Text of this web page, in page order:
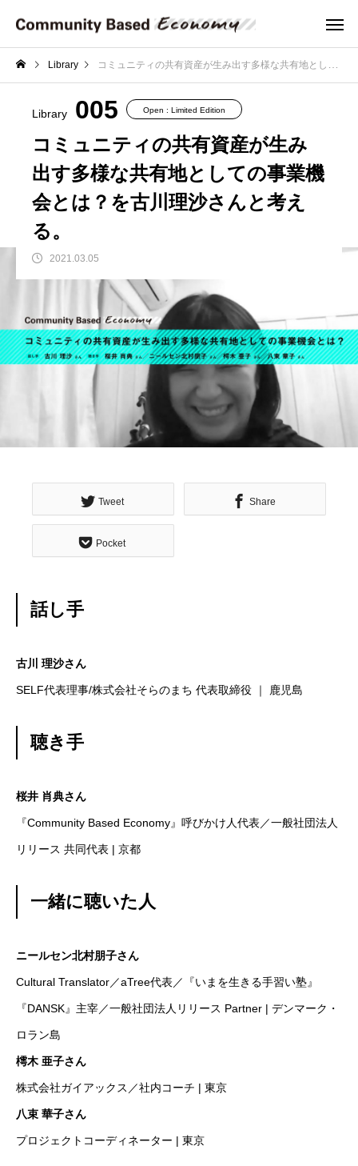
Library コミュニティの共有資産が生み出す多様な共有地としての事業機会とは？を古川理沙さんと考える。
Library 005 Open : Limited Edition
コミュニティの共有資産が生み
出す多様な共有地としての事業機
会とは？を古川理沙さんと考え
る。
2021.03.05
Tweet Share
Pocket
話し手
古川 理沙さん
SELF代表理事/株式会社そらのまち 代表取締役 ｜ 鹿児島
聴き手
桜井 肖典さん
『Community Based Economy』呼びかけ人代表／一般社団法人
リリース 共同代表 | 京都
一緒に聴いた人
ニールセン北村朋子さん
Cultural Translator／aTree代表／『いまを生きる手習い塾』
『DANSK』主宰／一般社団法人リリース Partner | デンマーク・
ロラン島
樗木 亜子さん
株式会社ガイアックス／社内コーチ | 東京
八束 華子さん
プロジェクトコーディネーター | 東京